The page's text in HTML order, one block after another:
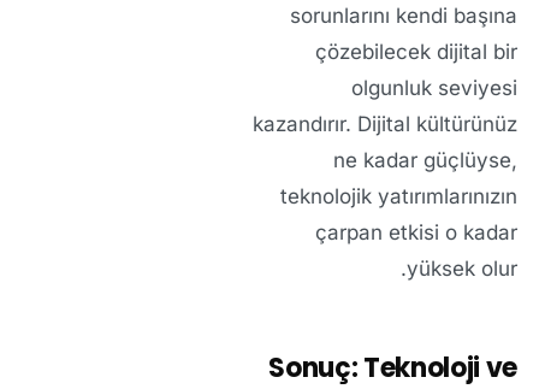
sorunlarını kendi başına
çözebilecek dijital bir
olgunluk seviyesi
kazandırır. Dijital kültürünüz
ne kadar güçlüyse,
teknolojik yatırımlarınızın
çarpan etkisi o kadar
yüksek olur.
Sonuç: Teknoloji ve